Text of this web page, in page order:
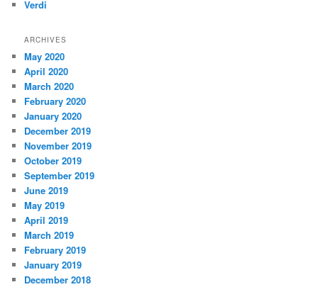
Verdi
ARCHIVES
May 2020
April 2020
March 2020
February 2020
January 2020
December 2019
November 2019
October 2019
September 2019
June 2019
May 2019
April 2019
March 2019
February 2019
January 2019
December 2018